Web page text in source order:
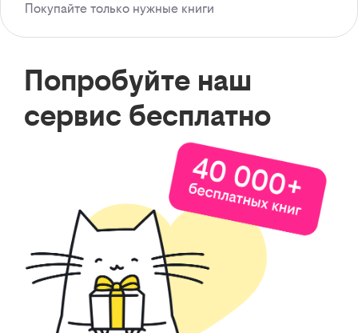
Покупайте только нужные книги
Попробуйте наш
сервис бесплатно